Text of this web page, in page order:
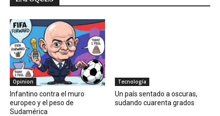
Opinion
Infantino contra el muro
europeo y el peso de
Sudamérica
Tecnología
Un país sentado a oscuras,
sudando cuarenta grados